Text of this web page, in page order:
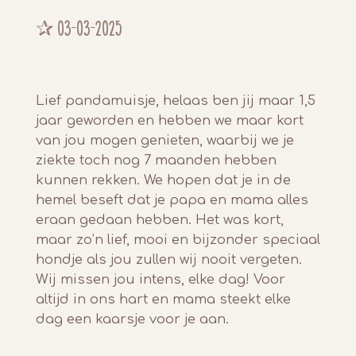
✰ 03-03-2025
Lief pandamuisje, helaas ben jij maar 1,5
jaar geworden en hebben we maar kort
van jou mogen genieten, waarbij we je
ziekte toch nog 7 maanden hebben
kunnen rekken. We hopen dat je in de
hemel beseft dat je papa en mama alles
eraan gedaan hebben. Het was kort,
maar zo’n lief, mooi en bijzonder speciaal
hondje als jou zullen wij nooit vergeten.
Wij missen jou intens, elke dag! Voor
altijd in ons hart en mama steekt elke
dag een kaarsje voor je aan.